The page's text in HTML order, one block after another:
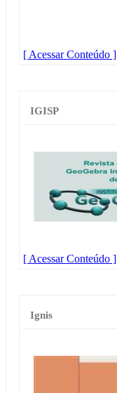
[ Acessar Conteúdo ]
IGISP
[ Acessar Conteúdo ]
Ignis